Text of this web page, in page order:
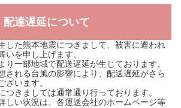
配達遅延について
した熊本地震につきまして、被害に遭われ
いを申し上げます。
り一部地域で配送遅延が生じております。
される台風の影響により、配送遅延がさら
ざいます。
つきましては通常通り行っております。
しい状況は、各運送会社のホームページ等